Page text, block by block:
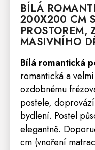
BÍLÁ
200X200 CM
PROSTOREM,
MASIVNÍHO
Bílá romantická
romantická a
ozdobnému
postele,
bydlení. Postel
elegantně.
cm (vnoření